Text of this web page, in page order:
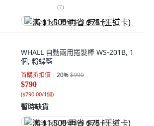
(7)
满 $1,500 再省 $75 (王道卡)
WHALL 自動兩用捲髮棒 WS-201B, 1
個, 粉蝶藍
首購折扣價 20%$990
$790
($790.00/1個)
暫時缺貨
满 $1,500 再省 $75 (王道卡)